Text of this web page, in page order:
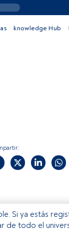
knowledge Hub
Si ya estás
de todo el